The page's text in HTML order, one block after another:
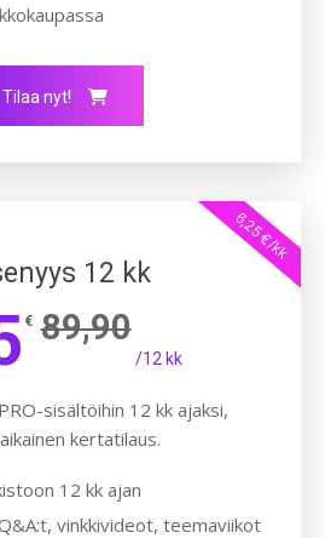
Tilaa nyt!
6,25 €/kk
12 kk
€ 89,90
/12 kk
sisältöihin 12 kk ajaksi,
kertatilaus.
12 kk ajan
vinkkivideot, teemaviikot